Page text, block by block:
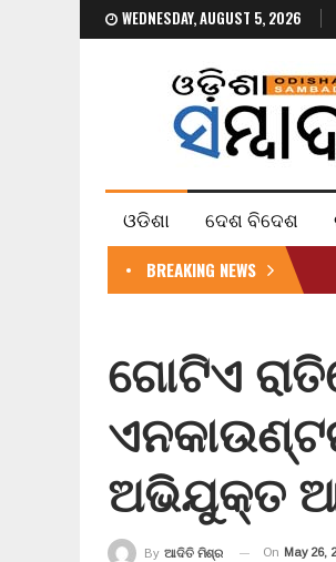
WEDNESDAY, AUGUST 5, 2026
ଓଡିଶା ଦେଶ ବିଦେଶ
BREAKING NEWS
ଗୋଟିଏ
ଅଭିଯୁକ୍ତ
By ଆଦିତି ମିଶ୍ର On May 26,